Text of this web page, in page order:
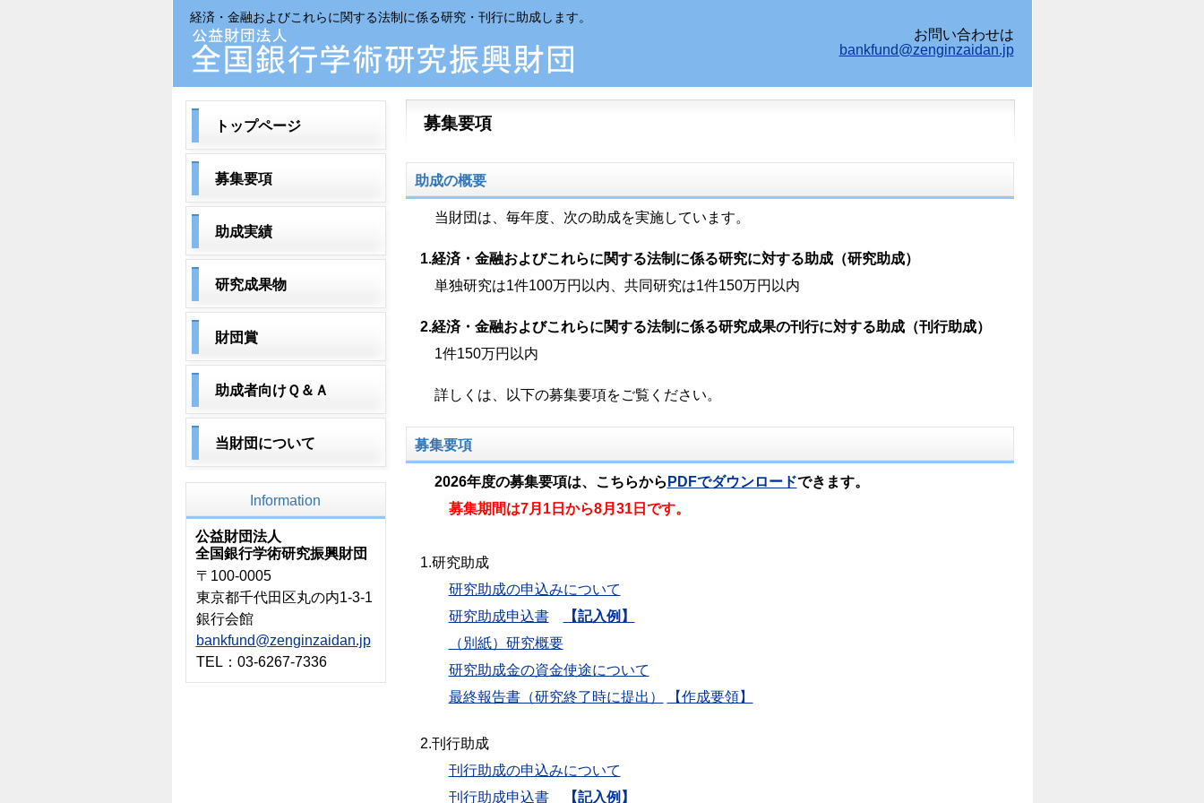
経済・金融およびこれらに関する法制に係る研究・刊行に助成します。
お問い合わせは
bankfund@zenginzaidan.jp
募集要項
助成の概要
当財団は、毎年度、次の助成を実施しています。
1.経済・金融およびこれらに関する法制に係る研究に対する助成（研究助成）
単独研究は1件100万円以内、共同研究は1件150万円以内
2.経済・金融およびこれらに関する法制に係る研究成果の刊行に対する助成（刊行助成）
1件150万円以内
詳しくは、以下の募集要項をご覧ください。
募集要項
2026年度の募集要項は、こちらから PDFでダウンロードできます。
募集期間は7月1日から8月31日です。
1.研究助成
研究助成の申込みについて
研究助成申込書
【記入例】
（別紙）研究概要
研究助成金の資金使途について
最終報告書（研究終了時に提出）
【作成要領】
2.刊行助成
刊行助成の申込みについて
刊行助成申込書
【記入例】
トップページ
募集要項
助成実績
研究成果物
財団賞
助成者向けＱ＆Ａ
当財団について
Information
公益財団法人
全国銀行学術研究振興財団
〒100-0005
東京都千代田区丸の内1-3-1
銀行会館
bankfund@zenginzaidan.jp
TEL：03-6267-7336